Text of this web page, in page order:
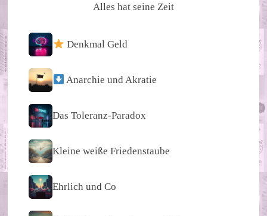
Alles hat seine Zeit
Denkmal Geld
Anarchie und Akratie
Das Toleranz-Paradox
Kleine weiße Friedenstaube
Ehrlich und Co